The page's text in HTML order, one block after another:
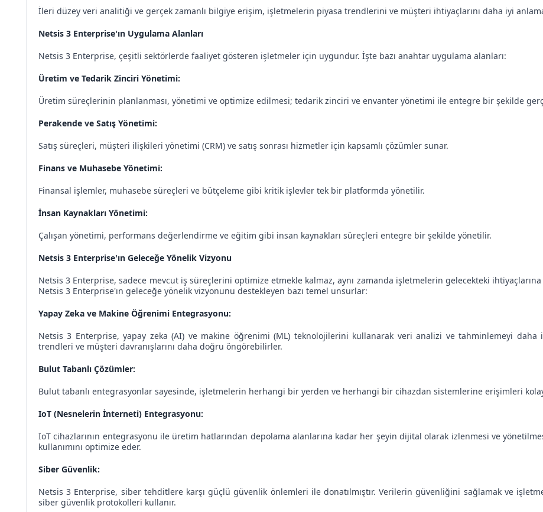
İleri düzey veri analitiği ve gerçek zamanlı bilgiye erişim, işletmelerin piyasa trendlerini ve müşteri ihtiyaçlarını daha iyi
Netsis 3 Enterprise'ın Uygulama Alanları
Netsis 3 Enterprise, çeşitli sektörlerde faaliyet gösteren işletmeler için uygundur. İşte bazı anahtar uygulama alanları:
Üretim ve Tedarik Zinciri Yönetimi:
Üretim süreçlerinin planlanması, yönetimi ve optimize edilmesi; tedarik zinciri ve envanter yönetimi ile entegre bir şekilde
Perakende ve Satış Yönetimi:
Satış süreçleri, müşteri ilişkileri yönetimi (CRM) ve satış sonrası hizmetler için kapsamlı çözümler sunar.
Finans ve Muhasebe Yönetimi:
Finansal işlemler, muhasebe süreçleri ve bütçeleme gibi kritik işlevler tek bir platformda yönetilir.
İnsan Kaynakları Yönetimi:
Çalışan yönetimi, performans değerlendirme ve eğitim gibi insan kaynakları süreçleri entegre bir şekilde yönetilir.
Netsis 3 Enterprise'ın Geleceğe Yönelik Vizyonu
Netsis 3 Enterprise, sadece mevcut iş süreçlerini optimize etmekle kalmaz, aynı zamanda işletmelerin gelecekteki
Netsis 3 Enterprise'ın geleceğe yönelik vizyonunu destekleyen bazı temel unsurlar:
Yapay Zeka ve Makine Öğrenimi Entegrasyonu:
Netsis 3 Enterprise, yapay zeka (AI) ve makine öğrenimi (ML) teknolojilerini kullanarak veri analizi ve tahminlemeyi daha
trendleri ve müşteri davranışlarını daha doğru öngörebilirler.
Bulut Tabanlı Çözümler:
Bulut tabanlı entegrasyonlar sayesinde, işletmelerin herhangi bir yerden ve herhangi bir cihazdan sistemlerine erişimleri
IoT (Nesnelerin İnterneti) Entegrasyonu:
IoT cihazlarının entegrasyonu ile üretim hatlarından depolama alanlarına kadar her şeyin dijital olarak izlenmesi ve
kullanımını optimize eder.
Siber Güvenlik:
Netsis 3 Enterprise, siber tehditlere karşı güçlü güvenlik önlemleri ile donatılmıştır. Verilerin güvenliğini sağlamak ve
siber güvenlik protokolleri kullanır.